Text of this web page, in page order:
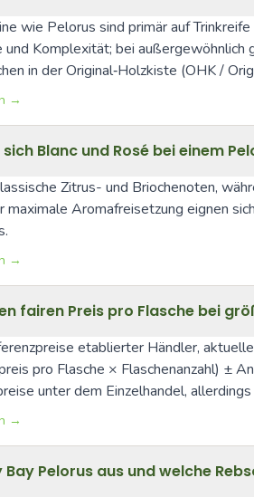
wie Pelorus sind primär auf
und Komplexität; bei
in der Original‑Holzkiste (OHK /
→
Blanc und Rosé bei einem
Zitrus- und Briochenoten,
maximale Aromafreisetzung eignen
→
fairen Preis pro Flasche bei
etablierter Händler,
pro Flasche × Flaschenanzahl) ±
unter dem Einzelhandel,
→
Pelorus aus und welche